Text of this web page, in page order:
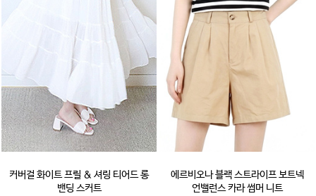
커버걸 화이트 프릴 & 셔링 티어드 롱
밴딩 스커트
에르비오나 블랙 스트라이프 보트넥
언밸런스 카라 썸머 니트